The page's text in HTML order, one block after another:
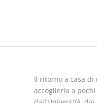
Il ritorno a casa di
accoglierla a